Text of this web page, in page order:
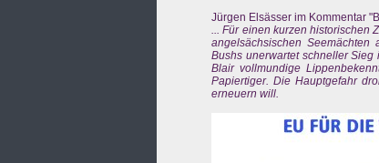
Jürgen Elsässer im Kommentar
... Für einen kurzen historischen
angelsächsischen
Bushs unerwartet schneller Sieg
Blair vollmundige
Papiertiger. Die Hauptgefahr
erneuern will.